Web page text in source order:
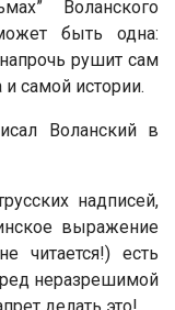
Воланского
быть одна:
рушит сам
самой истории.
Воланский в
надписей,
выражение
читается!) есть
неразрешимой